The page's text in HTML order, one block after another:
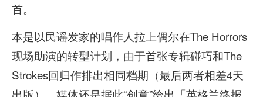
首。
本是以民谣发家的唱作人拉上偶尔在The Horrors
现场助演的转型计划，由于首张专辑碰巧和The
Strokes回归作排出相同档期（最后两者相差4天